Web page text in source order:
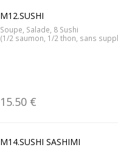
M12.SUSHI
Soupe, Salade, 8 Sushi
(1/2 saumon, 1/2 thon, sans
15.50 €
M14.SUSHI SASHIMI